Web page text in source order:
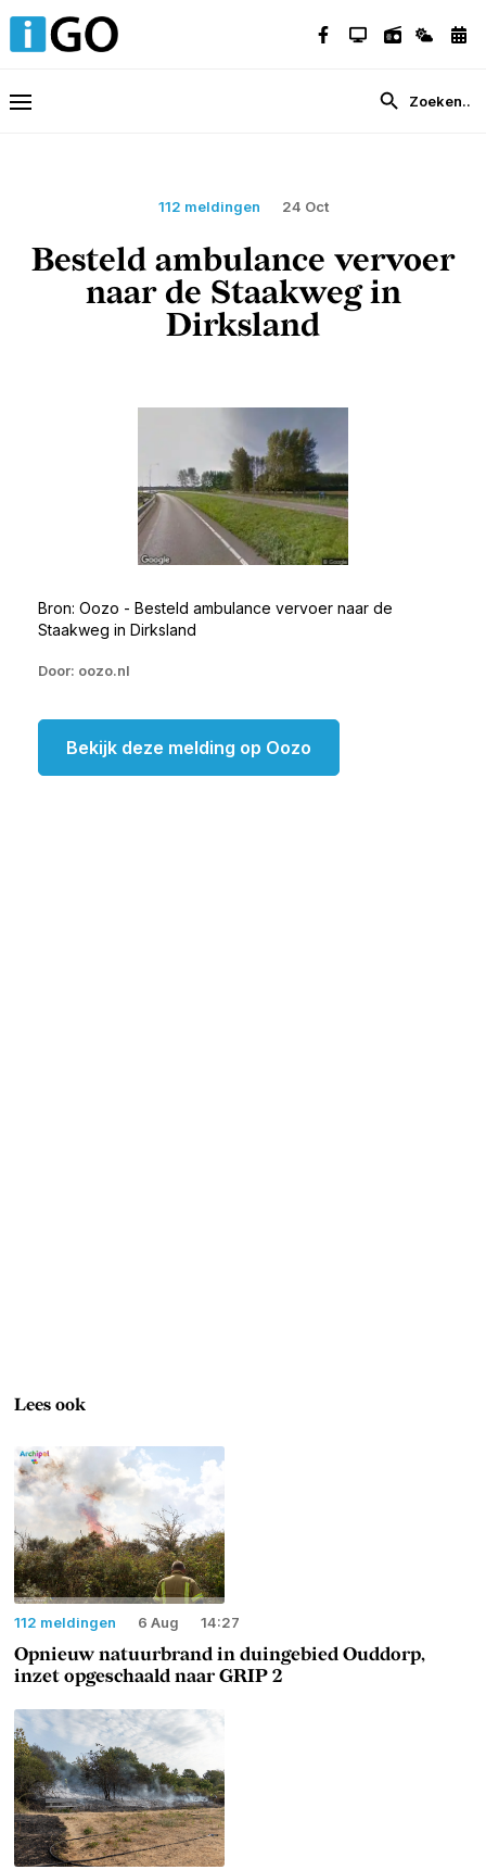
112 meldingen 24 Oct
Besteld ambulance vervoer
naar de Staakweg in
Dirksland
Bron: Oozo - Besteld ambulance vervoer naar de
Staakweg in Dirksland
Door: oozo.nl
Bekijk deze melding op Oozo
Lees ook
112 meldingen 6 Aug 14:27
Opnieuw natuurbrand in duingebied Ouddorp,
inzet opgeschaald naar GRIP 2